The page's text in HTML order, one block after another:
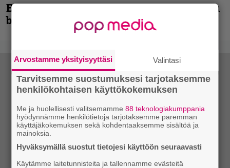
Espoon syyskuu käynnistyy kotimaisen
black metalin merkeissä
Arvostamme yksityisyyttäsi Valintasi
Tarvitsemme suostumuksesi tarjotaksemme
henkilökohtaisen käyttökokemuksen
Me ja huolellisesti valitsemamme88 teknologiakumppania
hyödynnämme henkilötietoja tarjotaksemme paremman
käyttäjäkokemuksen sekä kohdentaaksemme sisältöä ja
mainoksia.
Hyväksymällä suostut tietojesi käyttöön seuraavasti
Käytämme laitetunnisteita ja tallennamme evästeitä